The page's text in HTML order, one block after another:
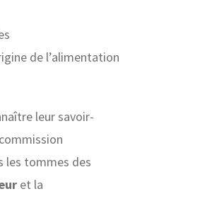
de l’alimentation
leur savoir-
les tommes des
et la